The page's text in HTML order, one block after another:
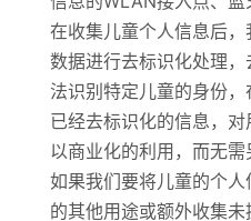
在收集儿童个人信息后
数据进行去标识化处理
法识别特定儿童的身份
已经去标识化的信息，
以商业化的利用，而无需
如果我们要将儿童的个
的其他用途或额外收集